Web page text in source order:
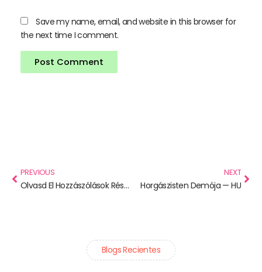
Save my name, email, and website in this browser for
the next time I comment.
PREVIOUS
Olvasd El Hozzászólások Résztvevők Csongrád-Csanád megye
NEXT
Horgászisten Demója — HU
Blogs Recientes